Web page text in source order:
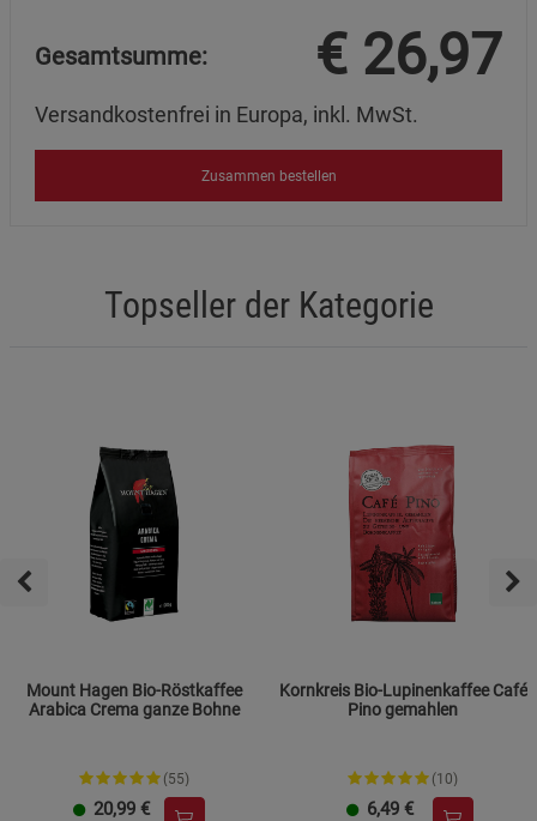
Gesamtsumme: € 26,97
Versandkostenfrei in Europa, inkl. MwSt.
Zusammen bestellen
Topseller der Kategorie
Mount Hagen Bio-Röstkaffee
Arabica Crema ganze Bohne
(55)
20,99 €
Kornkreis Bio-Lupinenkaffee Café
Pino gemahlen
(10)
6,49 €